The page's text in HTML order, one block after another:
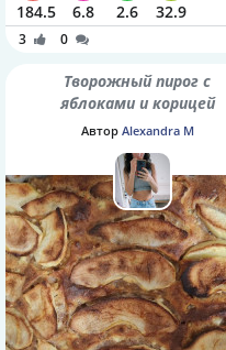
184.5 6.8 2.6 32.9
3 0
Творожный пирог с
яблоками и корицей
Автор Alexandra M